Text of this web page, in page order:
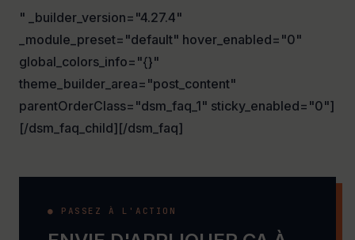
" _builder_version="4.27.4"
_module_preset="default" hover_enabled="0"
global_colors_info="{}"
theme_builder_area="post_content"
parentOrderClass="dsm_faq_1" sticky_enabled="0"]
[/dsm_faq_child][/dsm_faq]
● PASSEZ À L'ACTION